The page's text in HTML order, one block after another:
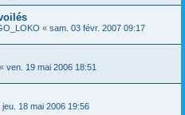
« sam. 03 févr. 2007 09:17
« ven. 19 mai 2006 18:51
jeu. 18 mai 2006 19:56